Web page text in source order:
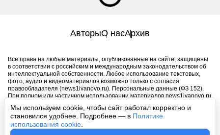
Мы используем cookie, чтобы сайт работал корректно и
становился удобнее. Подробнее — в Политике
использования cookie
АвторыО насАрхив
Все права на любые материалы, опубликованные на сайте, защищены
в соответствии с российским и международным законодательством об
интеллектуальной собственности. Любое использование текстовых,
фото, аудио и видеоматериалов возможно только с согласия
правообладателя (news1ivanovo.ru). Персональные данные (ФЗ 152).
При полном или частичном использовании материалов news1ivanovo.ru
обязательна. Запрещено для детей. Оригинал текста:
https://news1ivanovo.ru/
Пользовательское соглашение